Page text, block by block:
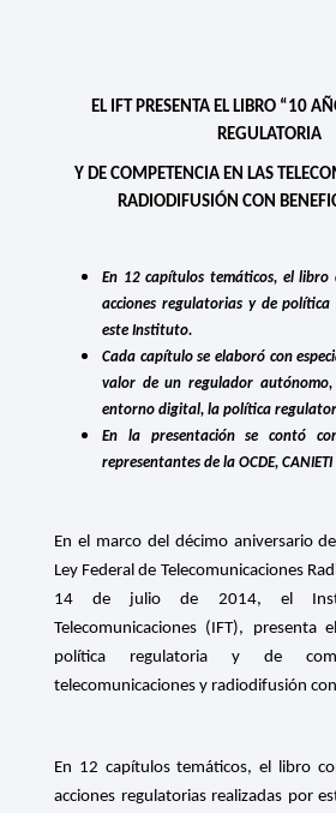
EL IFT PRESENTA EL LIBRO “10
REGULATORIA
Y DE COMPETENCIA EN LAS
RADIODIFUSIÓN CON
En 12 capítulos temáticos, el libro
acciones regulatorias y de
este Instituto.
Cada capítulo se elaboró con
valor de un regulador
entorno digital, la política
En la presentación se contó
representantes de la OCDE,
En el marco del décimo aniversario
Ley Federal de Telecomunicaciones
14 de julio de 2014, el
Telecomunicaciones (IFT), presenta
política regulatoria y de
telecomunicaciones y radiodifusión
En 12 capítulos temáticos, el libro
acciones regulatorias realizadas por